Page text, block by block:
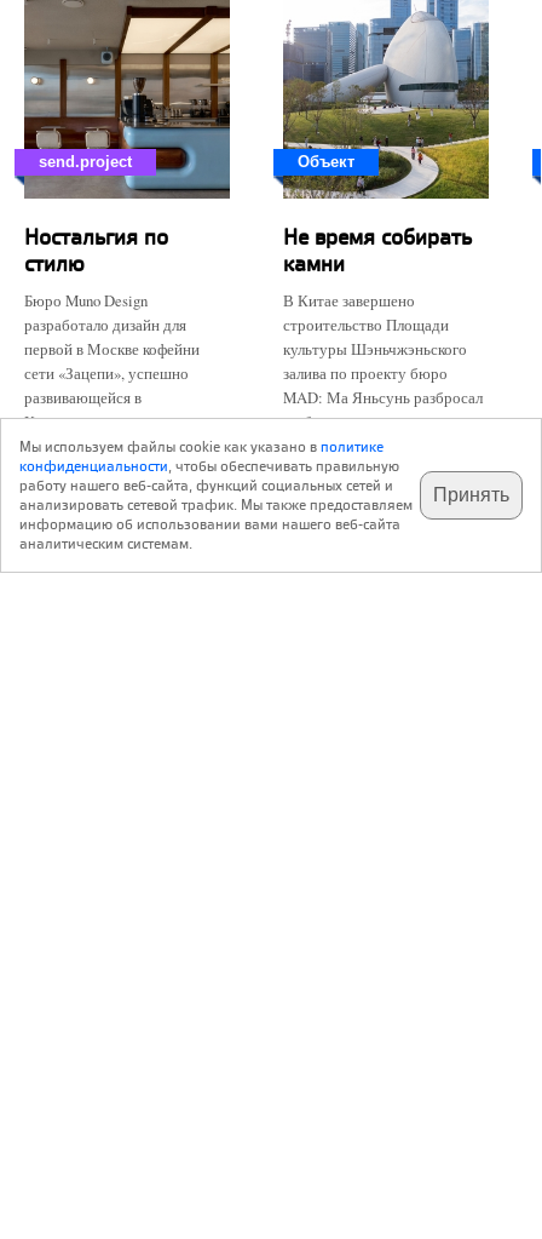
send.project
Ностальгия по
стилю
Бюро Muno Design
разработало дизайн для
первой в Москве кофейни
сети «Зацепи», успешно
развивающейся в
Краснодарском крае <...>
Объект
Не время собирать
камни
В Китае завершено
строительство Площади
культуры Шэньчжэньского
залива по проекту бюро
MAD: Ма Яньсунь разбросал
по берегу <...>
подпишитесь на наш
телеграм @archi_ru
✕
Мы используем файлы cookie как указано вполитике
конфиденциальности, чтобы обеспечивать правильную
работу нашего веб-сайта, функций социальных сетей и
анализировать сетевой трафик. Мы также предоставляем
информацию об использовании вами нашего веб-сайта
аналитическим системам.
Принять